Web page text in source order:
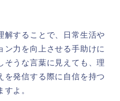
解することで、日常生活や
ン力を向上させる手助けに
そうな言葉に見えても、理
を発信する際に自信を持つ
よ。